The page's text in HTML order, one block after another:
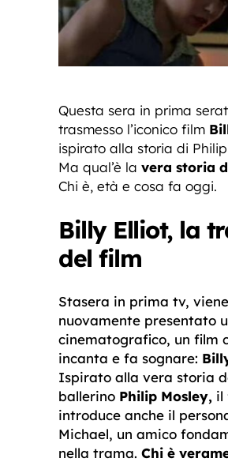
Questa sera in prima
trasmesso l’iconico film
ispirato alla storia di Philip
Ma qual’è la vera storia
Chi è, età e cosa fa oggi.
Billy Elliot, la
del film
Stasera in prima tv, viene
nuovamente presentato
cinematografico, un film
incanta e fa sognare:
Ispirato alla vera storia
ballerino Philip Mosley, il
introduce anche il
Michael, un amico
nella trama. Chi è